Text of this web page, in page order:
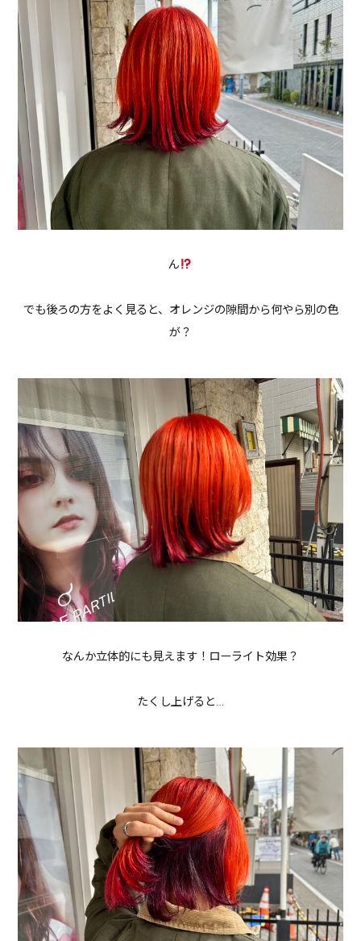
ん
でも後ろの方をよく見ると、オレンジの隙間から何やら別の色
が？
なんか立体的にも見えます！ローライト効果？
たくし上げると…